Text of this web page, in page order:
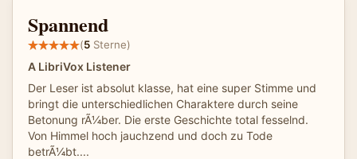
Spannend
(5 Sterne)
A LibriVox Listener
Der Leser ist absolut klasse, hat eine super Stimme und
bringt die unterschiedlichen Charaktere durch seine
Betonung rÃ¼ber. Die erste Geschichte total fesselnd.
Von Himmel hoch jauchzend und doch zu Tode
betrÃ¼bt....